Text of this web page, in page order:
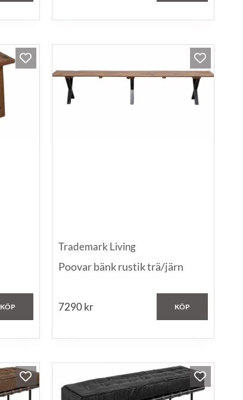
KÖP
Trademark Living
Poovar bänk rustik trä/järn
7290kr KÖP